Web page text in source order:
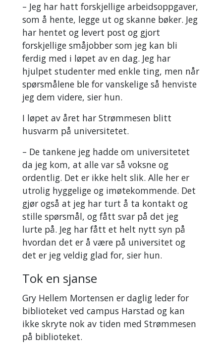
– Jeg har hatt forskjellige arbeidsoppgaver,
som å hente, legge ut og skanne bøker. Jeg
har hentet og levert post og gjort
forskjellige småjobber som jeg kan bli
ferdig med i løpet av en dag. Jeg har
hjulpet studenter med enkle ting, men når
spørsmålene ble for vanskelige så henviste
jeg dem videre, sier hun.
I løpet av året har Strømmesen blitt
husvarm på universitetet.
– De tankene jeg hadde om universitetet
da jeg kom, at alle var så voksne og
ordentlig. Det er ikke helt slik. Alle her er
utrolig hyggelige og imøtekommende. Det
gjør også at jeg har turt å ta kontakt og
stille spørsmål, og fått svar på det jeg
lurte på. Jeg har fått et helt nytt syn på
hvordan det er å være på universitet og
det er jeg veldig glad for, sier hun.
Tok en sjanse
Gry Hellem Mortensen er daglig leder for
biblioteket ved campus Harstad og kan
ikke skryte nok av tiden med Strømmesen
på biblioteket.